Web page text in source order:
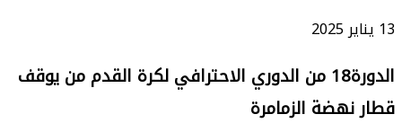
13 يناير 2025
الدورة18 من الدوري الاحترافي لكرة القدم من يوقف
قطار نهضة الزمامرة